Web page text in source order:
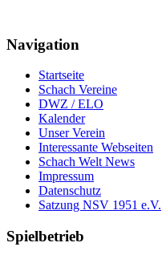
Navigation
Startseite
Schach Vereine
DWZ / ELO
Kalender
Unser Verein
Interessante Webseiten
Schach Welt News
Impressum
Datenschutz
Satzung NSV 1951 e.V.
Spielbetrieb